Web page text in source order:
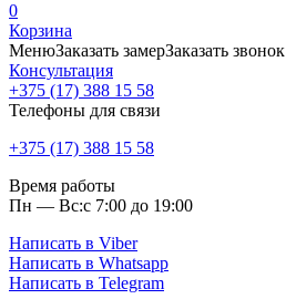
0
Корзина
МенюЗаказать замерЗаказать звонок
Консультация
+375 (17) 388 15 58
Телефоны для связи
+375 (17) 388 15 58
Время работы
Пн — Вс:с 7:00 до 19:00
Написать в Viber
Написать в Whatsapp
Написать в Telegram